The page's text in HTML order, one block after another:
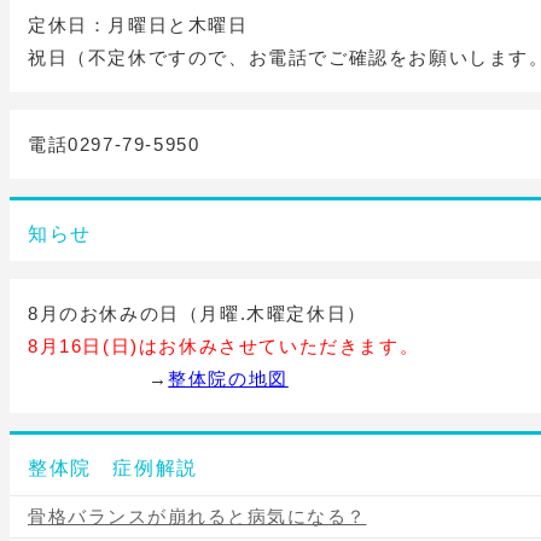
定休日：月曜日と木曜日
祝日（不定休ですので、お電話でご確認をお願いします
電話0297-79-5950
知らせ
8月のお休みの日（月曜.木曜定休日）
8月16日(日)はお休みさせていただきます。
→整体院の地図
整体院 症例解説
骨格バランスが崩れると病気になる？